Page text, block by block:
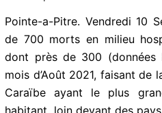
News/10 septembre 2021
Pointe-a-Pitre. Vendredi 10
de 700 morts en milieu
dont près de 300 (données
mois d’Août 2021, faisant de